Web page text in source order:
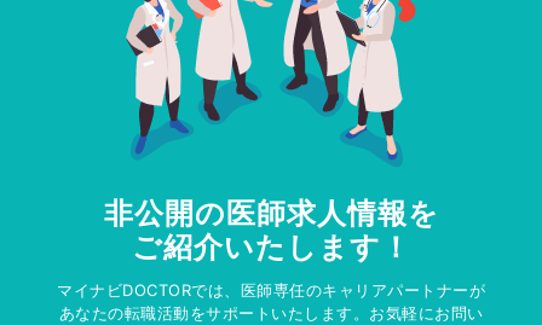
非公開の医師求人情報を
ご紹介いたします！
マイナビDOCTORでは、医師専任のキャリアパートナーが
あなたの転職活動をサポートいたします。お気軽にお問い